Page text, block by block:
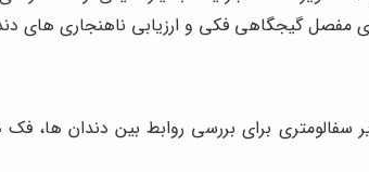
گیجگاهی فکی و ارزیابی ناهنجاری های
برای بررسی روابط بین دندان ها،